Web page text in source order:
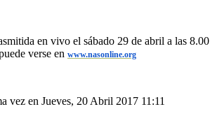
en vivo el sábado 29 de abril a las 8.00
verse en www.nasonline.org
vez en Jueves, 20 Abril 2017 11:11